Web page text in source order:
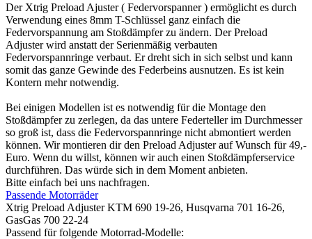
Der Xtrig Preload Ajuster ( Federvorspanner ) ermöglicht es durch
Verwendung eines 8mm T-Schlüssel ganz einfach die
Federvorspannung am Stoßdämpfer zu ändern. Der Preload
Adjuster wird anstatt der Serienmäßig verbauten
Federvorspannringe verbaut. Er dreht sich in sich selbst und kann
somit das ganze Gewinde des Federbeins ausnutzen. Es ist kein
Kontern mehr notwendig.
Bei einigen Modellen ist es notwendig für die Montage den
Stoßdämpfer zu zerlegen, da das untere Federteller im Durchmesser
so groß ist, dass die Federvorspannringe nicht abmontiert werden
können. Wir montieren dir den Preload Adjuster auf Wunsch für 49,-
Euro. Wenn du willst, können wir auch einen Stoßdämpferservice
durchführen. Das würde sich in dem Moment anbieten.
Bitte einfach bei uns nachfragen.
Passende Motorräder
Xtrig Preload Adjuster KTM 690 19-26, Husqvarna 701 16-26,
GasGas 700 22-24
Passend für folgende Motorrad-Modelle: